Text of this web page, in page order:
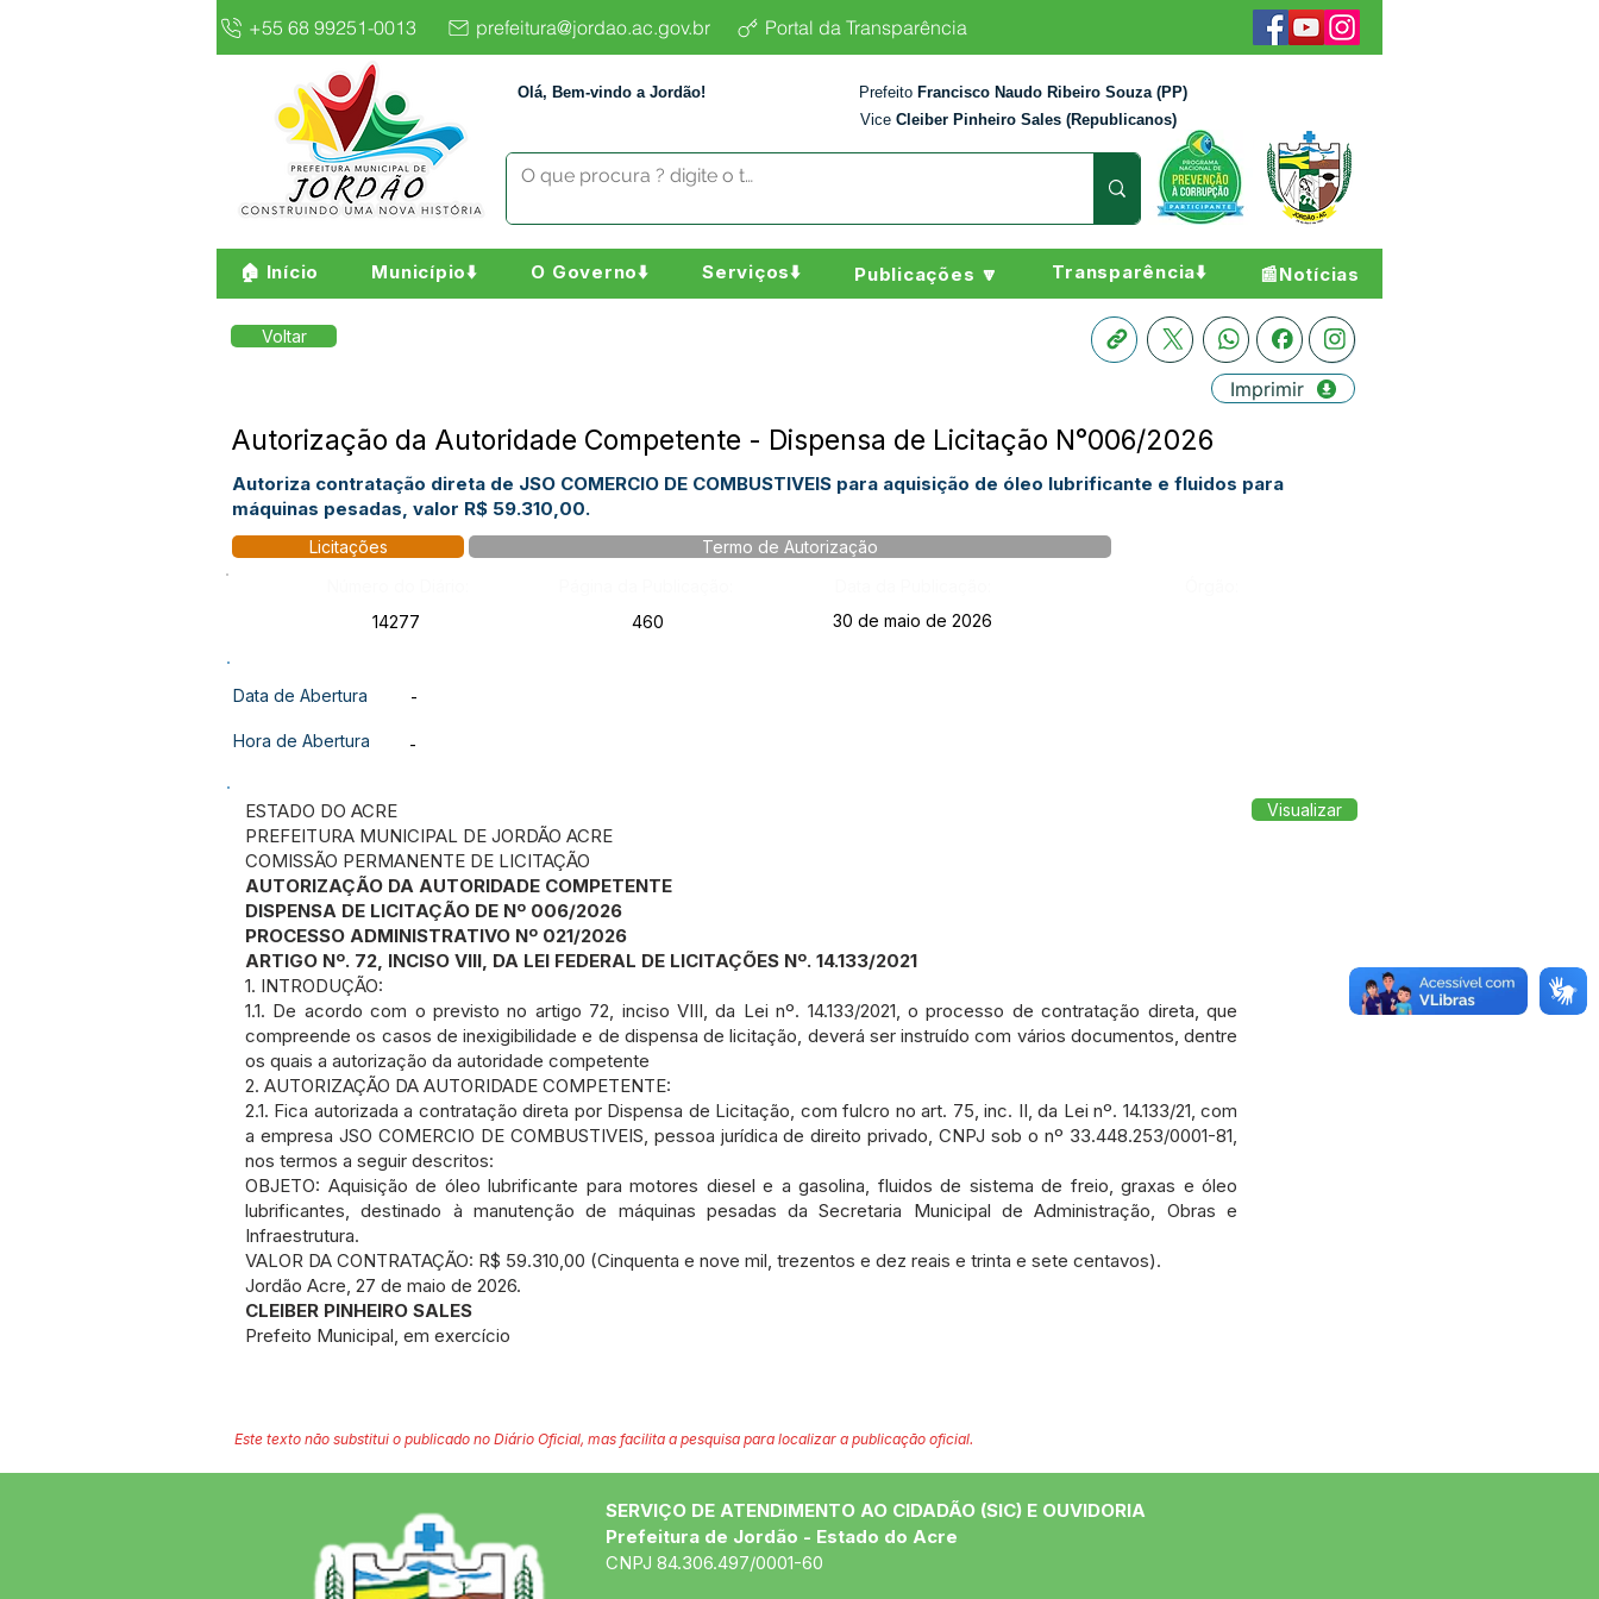
+55 68 99251-0013 prefeitura@jordao.ac.gov.br Portal da Transparência
Olá, Bem-vindo a Jordão! Prefeito Francisco Naudo Ribeiro Souza (PP)
Vice Cleiber Pinheiro Sales (Republicanos)
🏠 Início Município⬇️ O Governo⬇️ Serviços⬇️ Publicações 🔽 Transparência⬇️ 📰Notícias
Voltar
Imprimir
Autorização da Autoridade Competente - Dispensa de Licitação N°006/2026
Autoriza contratação direta de JSO COMERCIO DE COMBUSTIVEIS para aquisição de óleo lubrificante e fluidos para
máquinas pesadas, valor R$ 59.310,00.
Licitações
Termo de Autorização
14277
460 30 de maio de 2026
Data de Abertura -
Hora de Abertura -
ESTADO DO ACRE
PREFEITURA MUNICIPAL DE JORDÃO ACRE
COMISSÃO PERMANENTE DE LICITAÇÃO
AUTORIZAÇÃO DA AUTORIDADE COMPETENTE
DISPENSA DE LICITAÇÃO DE Nº 006/2026
PROCESSO ADMINISTRATIVO Nº 021/2026
ARTIGO Nº. 72, INCISO VIII, DA LEI FEDERAL DE LICITAÇÕES Nº. 14.133/2021
1. INTRODUÇÃO:
1.1. De acordo com o previsto no artigo 72, inciso VIII, da Lei nº. 14.133/2021, o processo de contratação direta, que
compreende os casos de inexigibilidade e de dispensa de licitação, deverá ser instruído com vários documentos, dentre
os quais a autorização da autoridade competente
2. AUTORIZAÇÃO DA AUTORIDADE COMPETENTE:
2.1. Fica autorizada a contratação direta por Dispensa de Licitação, com fulcro no art. 75, inc. II, da Lei nº. 14.133/21, com
a empresa JSO COMERCIO DE COMBUSTIVEIS, pessoa jurídica de direito privado, CNPJ sob o nº 33.448.253/0001-81,
nos termos a seguir descritos:
OBJETO: Aquisição de óleo lubrificante para motores diesel e a gasolina, fluidos de sistema de freio, graxas e óleo
lubrificantes, destinado à manutenção de máquinas pesadas da Secretaria Municipal de Administração, Obras e
Infraestrutura.
VALOR DA CONTRATAÇÃO: R$ 59.310,00 (Cinquenta e nove mil, trezentos e dez reais e trinta e sete centavos).
Jordão Acre, 27 de maio de 2026.
CLEIBER PINHEIRO SALES
Prefeito Municipal, em exercício
Visualizar
Este texto não substitui o publicado no Diário Oficial, mas facilita a pesquisa para localizar a publicação oficial.
SERVIÇO DE ATENDIMENTO AO CIDADÃO (SIC) E OUVIDORIA
Prefeitura de Jordão - Estado do Acre
CNPJ 84.306.497/0001-60